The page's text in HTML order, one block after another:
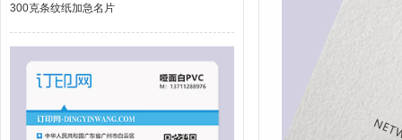
300克条纹纸加急名片